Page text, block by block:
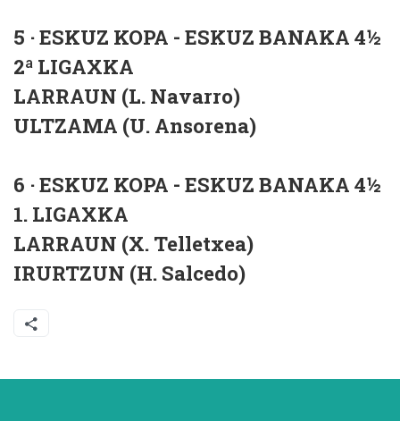
5 · ESKUZ KOPA - ESKUZ BANAKA 4½
2ª LIGAXKA
LARRAUN (L. Navarro)
ULTZAMA (U. Ansorena)
6 · ESKUZ KOPA - ESKUZ BANAKA 4½
1. LIGAXKA
LARRAUN (X. Telletxea)
IRURTZUN (H. Salcedo)